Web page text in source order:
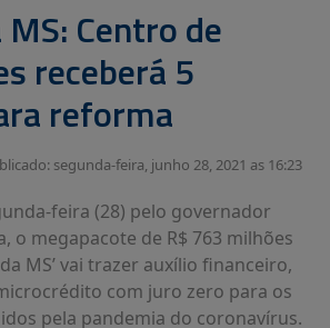
Centro de
receberá 5
reforma
segunda-feira, junho 28, 2021 as 16:23
feira (28) pelo governador
o megapacote de R$ 763 milhões
MS’ vai trazer auxílio financeiro,
com juro zero para os
pela pandemia do coronavírus.